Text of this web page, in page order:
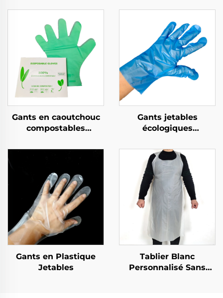
Gants en caoutchouc
compostables
compostables en PLA
PBAT amidon de maïs
Gants jetables
écologiques
compostables en PLA
PBAT amidon de maïs
Gants en Plastique
Jetables
Tablier Blanc
Personnalisé Sans